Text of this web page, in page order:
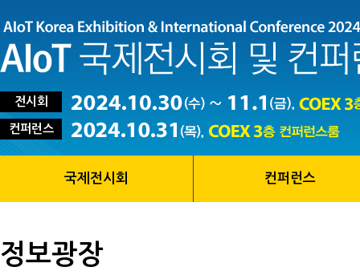
전시회
컨퍼런스
국제전시회 컨퍼런스
정보광장